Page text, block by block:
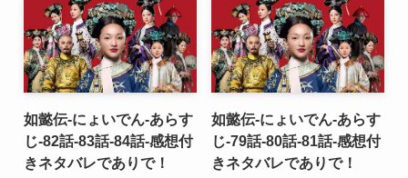
如懿伝-にょいでん-あらす
じ-82話-83話-84話-感想付
きネタバレでありで！
如懿伝-にょいでん-あらす
じ-79話-80話-81話-感想付
きネタバレでありで！